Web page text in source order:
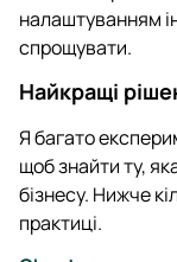
налаштуванням
спрощувати.
Найкращі
Я багато
щоб знайти ту,
бізнесу. Нижче
практиці.